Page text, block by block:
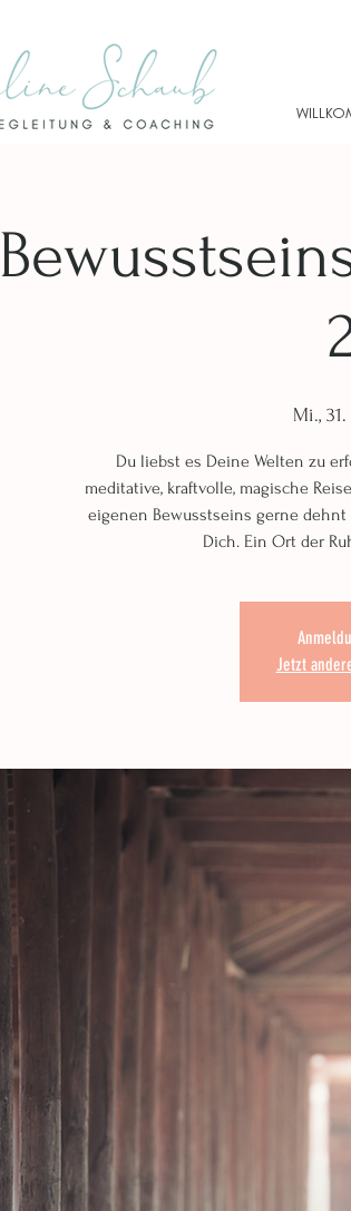
Mi., 31.
Du liebst es Deine Welten zu
meditative, kraftvolle, magische
eigenen Bewusstseins gerne
Dich. Ein Ort der
Jetzt